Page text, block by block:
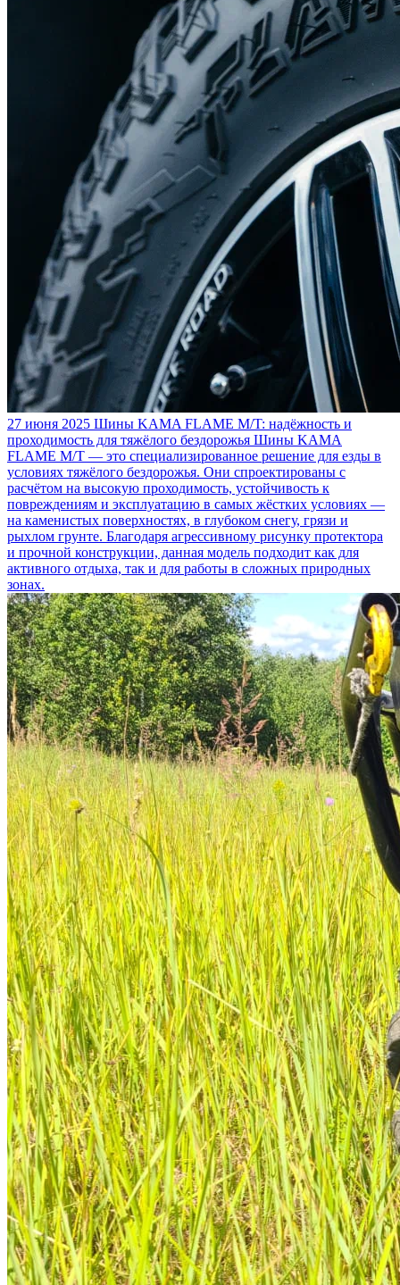
27 июня 2025 Шины KAMA FLAME M/T: надёжность и
проходимость для тяжёлого бездорожья Шины KAMA
FLAME M/T — это специализированное решение для езды в
условиях тяжёлого бездорожья. Они спроектированы с
расчётом на высокую проходимость, устойчивость к
повреждениям и эксплуатацию в самых жёстких условиях —
на каменистых поверхностях, в глубоком снегу, грязи и
рыхлом грунте. Благодаря агрессивному рисунку протектора
и прочной конструкции, данная модель подходит как для
активного отдыха, так и для работы в сложных природных
зонах.